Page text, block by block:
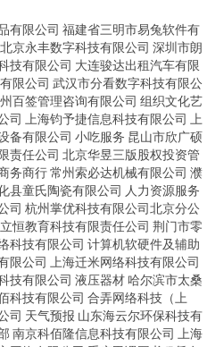
有限公司 福建省三明市易兔软件有
北京永丰数字科技有限公司 深圳市朗
技有限公司 大连骏达出租汽车有限
限公司 武汉市分看数字科技有限公
百签管理咨询有限公司 组织文化艺
司 上海钧予捷信息科技有限公司
上
备有限公司 小吃服务 昆山市欣广硕
责任公司 北京华昱三版股权投资管
务商行常州索必达机械有限公司 濮
县童氏陶瓷有限公司 人力资源服务
司 杭州掌优科技有限公司北京分公
恒教育科技有限责任公司 荆门市零
科技有限公司 计算机软硬件及辅助
限公司
上海迁米网络科技有限公司
技有限公司 液压器材哈尔滨市太桑
科技有限公司 合弄网络科技（上
司 天气预报 山东海云尔环保科技有
南京科佰隆信息科技有限公司
上海